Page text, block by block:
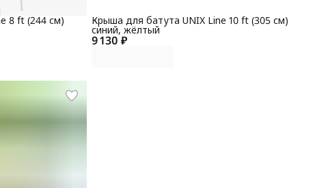
8 ft (244 см)
9 130 ₽
Крыша для батута UNIX Line 10 ft (305 см)
синий, жёлтый